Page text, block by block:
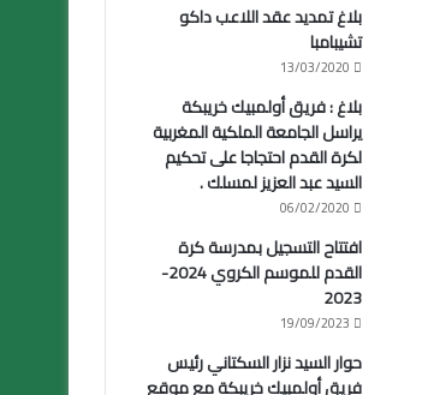
بلاغ تمديد عقد اللاعب داكو
تشيبامبا
13/03/2020
بلاغ : فريق أولمبيك خريبكة
يراسل الجامعة الملكية المغربية
لكرة القدم احتجاجا على تحكيم
السيد عبد العزيز لمسلك .
06/02/2020
افتتاح التسجيل بمدرسة كرة
القدم للموسم الكروي 2024-
2023
19/09/2023
حوار السيد نزار السكتاني رئيس
فريق أولمبيك خريبكة مع موقع